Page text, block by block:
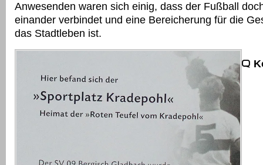
Anwesenden waren sich einig, dass der Fußball
einander verbindet und eine Bereicherung für die
das Stadtleben ist.